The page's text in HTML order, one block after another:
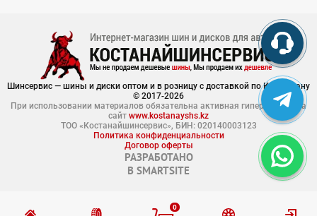
0
Шинсервис — шины и диски оптом и в розницу с доставкой по Казахстану
© 2017-2026
При использовании материалов обязательна активная гиперссылка на
сайт www.kostanayshs.kz
ТОО «Костанайшинсервис», БИН: 020140003123
Политика конфиденциальности
Договор оферты
РАЗРАБОТАНО
В SMARTSITE